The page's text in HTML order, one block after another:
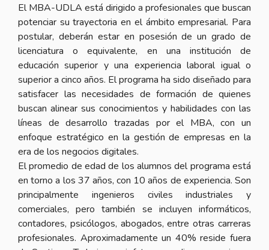
El MBA-UDLA está dirigido a profesionales que buscan
potenciar su trayectoria en el ámbito empresarial. Para
postular, deberán estar en posesión de un grado de
licenciatura o equivalente, en una institución de
educación superior y una experiencia laboral igual o
superior a cinco años. El programa ha sido diseñado para
satisfacer las necesidades de formación de quienes
buscan alinear sus conocimientos y habilidades con las
líneas de desarrollo trazadas por el MBA, con un
enfoque estratégico en la gestión de empresas en la
era de los negocios digitales.
El promedio de edad de los alumnos del programa está
en torno a los 37 años, con 10 años de experiencia. Son
principalmente ingenieros civiles industriales y
comerciales, pero también se incluyen informáticos,
contadores, psicólogos, abogados, entre otras carreras
profesionales. Aproximadamente un 40% reside fuera